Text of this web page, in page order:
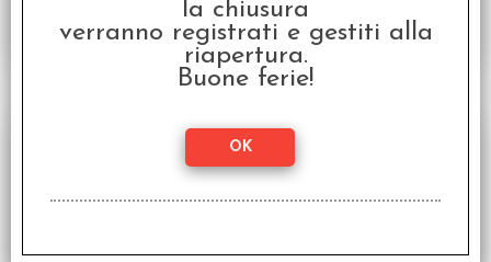
la chiusura
verranno registrati e gestiti alla
riapertura.
Buone ferie!